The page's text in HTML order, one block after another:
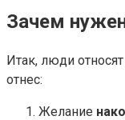
Зачем
Итак, люди
отнес:
Желание